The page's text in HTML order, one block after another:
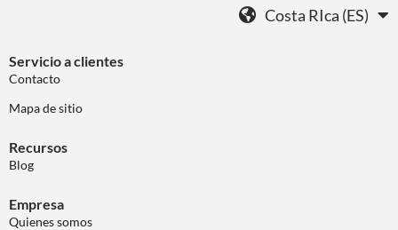
Costa RIca (ES)
Servicio a clientes
Contacto
Mapa de sitio
Recursos
Blog
Empresa
Quienes somos